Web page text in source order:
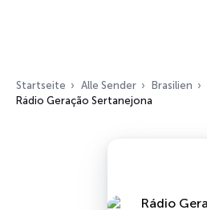
Startseite Alle Sender Brasilien
Rádio Geração Sertanejona